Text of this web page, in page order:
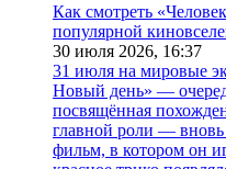
Как смотреть
популярной
30 июля 2026, 16:37
31 июля на мировые
Новый день» —
посвящённая
главной роли —
фильм, в котором он